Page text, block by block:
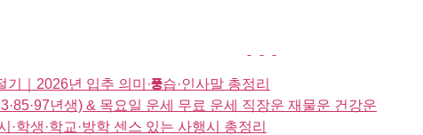
｜2026년 입추 의미·풍습·인사말 총정리
년생) & 목요일 운세 무료 운세 직장운 재물운 건강운
학생·학교·방학 센스 있는 사행시 총정리